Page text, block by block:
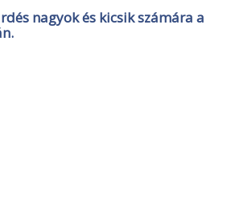
nagyok és kicsik számára a